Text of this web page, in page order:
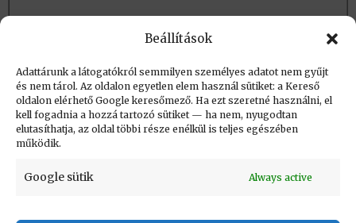
Beállítások
Adattárunk a látogatókról semmilyen személyes adatot nem gyűjt
és nem tárol. Az oldalon egyetlen elem használ sütiket: a Kereső
oldalon elérhető Google keresőmező. Ha ezt szeretné használni, el
kell fogadnia a hozzá tartozó sütiket — ha nem, nyugodtan
elutasíthatja, az oldal többi része enélkül is teljes egészében
működik.
Google sütik Always active
Létrehozva: 2016.11.28. 20:43
Utolsó módosítás: 2024.05.25. 14:19